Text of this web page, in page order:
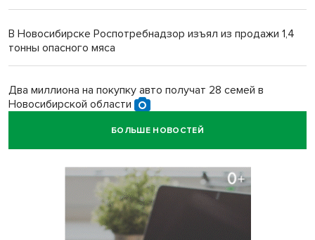
В Новосибирске Роспотребнадзор изъял из продажи 1,4
тонны опасного мяса
Два миллиона на покупку авто получат 28 семей в
Новосибирской области
В Новосибирской области больше тысячи человек
Ячейку международной группировки телефонных
мошенников накрыло ФСБ в Новосибирске
БОЛЬШЕ НОВОСТЕЙ